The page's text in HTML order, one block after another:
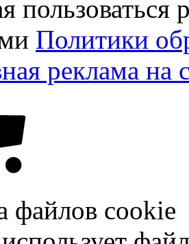
пользоваться
Политики
реклама на
файлов cookie